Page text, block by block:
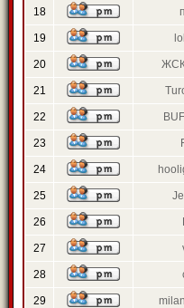
18
19
20
21
22
23
24
25
26
27
28
29